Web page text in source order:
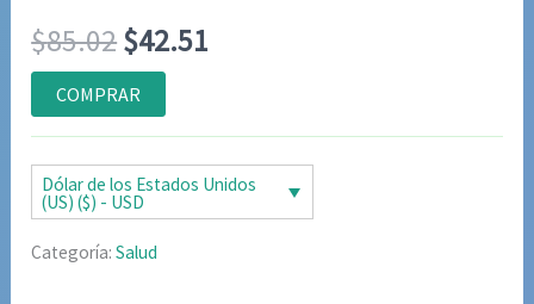
con4.83de
5 en base
a
valoraciones
de clientes
$85.02El
precio
original
era:
$85.02.
$42.51
actual
es:
COMPRAR
Dólar de los Estados Unidos
(US) ($) - USD
Categoría:Salud